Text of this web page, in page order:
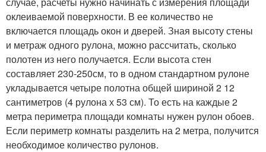
оклеиваемой поверхности. В ее количество не
включается площадь окон и дверей. Зная высоту стены
и метраж одного рулона, можно рассчитать, сколько
полотен из него получается. Если высота стен
составляет 230-250см, то в одном стандартном рулоне
укладывается четыре полотна общей шириной 2 12
сантиметров (4 рулона х 53 см). То есть на каждые 2
метра периметра площади комнаты нужен рулон обоев.
Если периметр комнаты разделить на 2 метра, получится
необходимое количество рулонов.